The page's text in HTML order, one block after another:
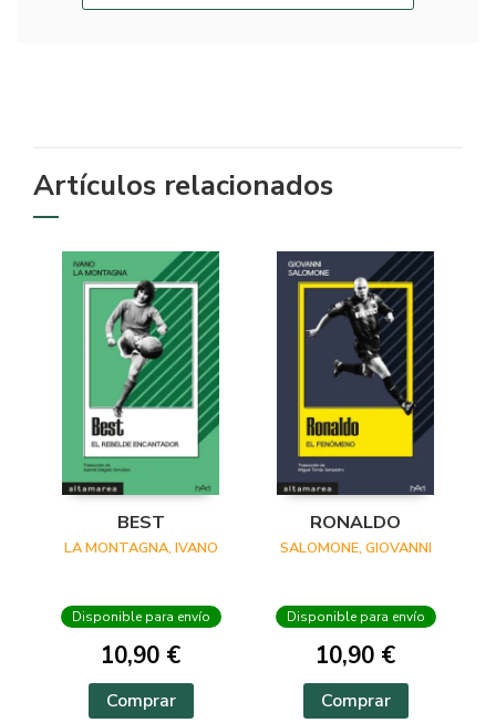
Artículos relacionados
BEST
LA MONTAGNA, IVANO
Disponible para envío
10,90 €
Comprar
RONALDO
SALOMONE, GIOVANNI
Disponible para envío
10,90 €
Comprar